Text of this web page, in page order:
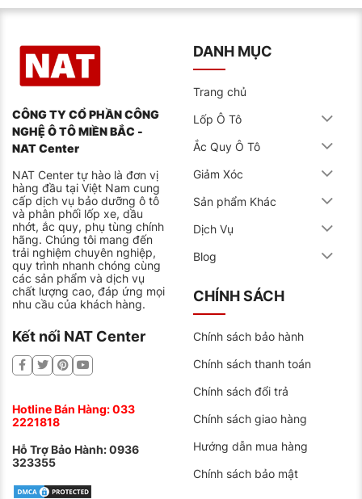
CÔNG TY CỔ PHẦN CÔNG
NGHỆ Ô TÔ MIỀN BẮC -
NAT Center
NAT Center tự hào là đơn vị
hàng đầu tại Việt Nam cung
cấp dịch vụ bảo dưỡng ô tô
và phân phối lốp xe, dầu
nhớt, ắc quy, phụ tùng chính
hãng. Chúng tôi mang đến
trải nghiệm chuyên nghiệp,
quy trình nhanh chóng cùng
các sản phẩm và dịch vụ
chất lượng cao, đáp ứng mọi
nhu cầu của khách hàng.
Kết nối NAT Center
Hotline Bán Hàng:033
2221818
Hỗ Trợ Bảo Hành:0936
323355
DANH MỤC
Trang chủ
Lốp Ô Tô
Ắc Quy Ô Tô
Giảm Xóc
Sản phẩm Khác
Dịch Vụ
Blog
CHÍNH SÁCH
Chính sách bảo hành
Chính sách thanh toán
Chính sách đổi trả
Chính sách giao hàng
Hướng dẫn mua hàng
Chính sách bảo mật